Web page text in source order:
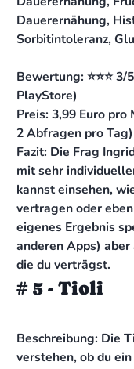
Dauerernähung,
Sorbitintoleranz,
Bewertung: ⭐️⭐️⭐️
PlayStore)
Preis: 3,99 Euro
2 Abfragen pro Tag)
Fazit: Die Frag
mit sehr
kannst einsehen,
vertragen oder
eigenes Ergebnis
anderen Apps) aber
die du verträgst.
# 5 - Tioli
Beschreibung: Die
verstehen, ob du